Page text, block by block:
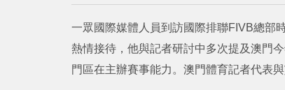
一眾國際媒體人員到訪國際排聯FIVB總部
熱情接待，他與記者研討中多次提及澳門
門區在主辦賽事能力。澳門體育記者代表